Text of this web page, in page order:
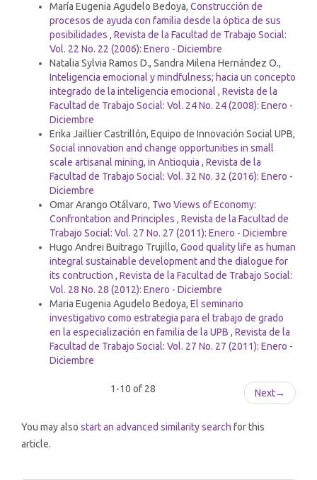
María Eugenia Agudelo Bedoya, Construcción de
procesos de ayuda con familia desde la óptica de sus
posibilidades , Revista de la Facultad de Trabajo Social:
Vol. 22 No. 22 (2006): Enero - Diciembre
Natalia Sylvia Ramos D., Sandra Milena Hernández O.,
Inteligencia emocional y mindfulness; hacia un concepto
integrado de la inteligencia emocional , Revista de la
Facultad de Trabajo Social: Vol. 24 No. 24 (2008): Enero -
Diciembre
Erika Jaillier Castrillón, Equipo de Innovación Social UPB,
Social innovation and change opportunities in small
scale artisanal mining, in Antioquia , Revista de la
Facultad de Trabajo Social: Vol. 32 No. 32 (2016): Enero -
Diciembre
Omar Arango Otálvaro, Two Views of Economy:
Confrontation and Principles , Revista de la Facultad de
Trabajo Social: Vol. 27 No. 27 (2011): Enero - Diciembre
Hugo Andrei Buitrago Trujillo, Good quality life as human
integral sustainable development and the dialogue for
its contruction , Revista de la Facultad de Trabajo Social:
Vol. 28 No. 28 (2012): Enero - Diciembre
Maria Eugenia Agudelo Bedoya, El seminario
investigativo como estrategia para el trabajo de grado
en la especialización en familia de la UPB , Revista de la
Facultad de Trabajo Social: Vol. 27 No. 27 (2011): Enero -
Diciembre
1-10 of 28 Next→
You may also start an advanced similarity search for this
article.